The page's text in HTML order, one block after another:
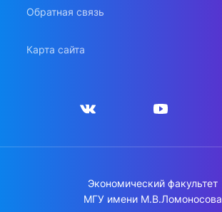
Обратная связь
Карта сайта
Экономический факультет
МГУ имени М.В.Ломоносова